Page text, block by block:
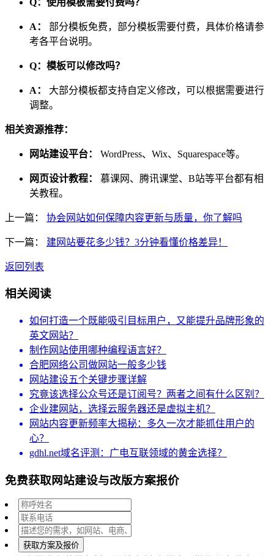
A：
部分模板免费，部分模板需要付费，具体价格请参
考各平台说明。
Q：模板可以修改吗？
A：
大部分模板都支持自定义修改，可以根据需要进行
调整。
相关资源推荐：
网站建设平台： WordPress、Wix、Squarespace等。
网页设计教程：
慕课网、腾讯课堂、B站等平台都有相
关教程。
上一篇： 协会网站如何保障内容更新与质量，你了解吗
下一篇： 建网站要花多少钱？3分钟看懂价格差异！
返回列表
相关阅读
如何打造一个既能吸引目标用户，又能提升品牌形象的
英文网站？
制作网站使用哪种编程语言好？
合肥网络公司做网站一般多少钱
网站建设五个关键步骤详解
究竟该选择公众号还是订阅号？两者之间有什么区别？
企业建网站，选择云服务器还是虚拟主机？
网站内容更新频率大揭秘：多久一次才能抓住用户的
心？
gdhl.net域名评测：广电互联领域的黄金选择？
免费获取网站建设与改版方案报价
获取方案及报价